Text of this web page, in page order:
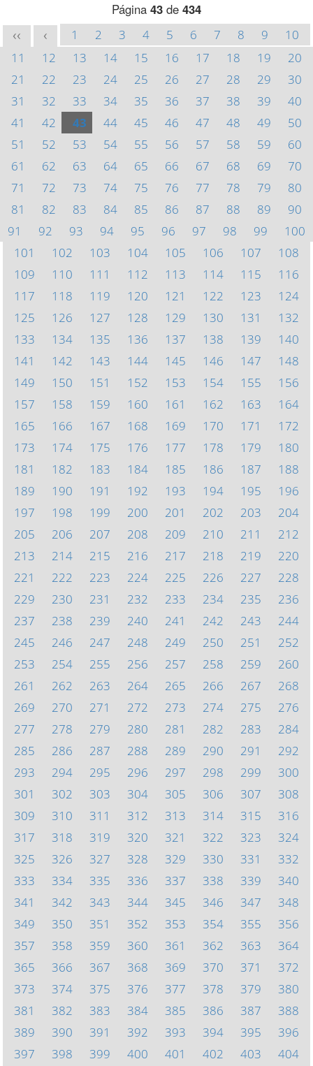
Página 43 de 434
<< < 1 2 3 4 5 6 7 8 9
10
11
12 13 14 15 16 17 18 19
20
21
22 23 24 25 26 27 28 29
30
31
32 33 34 35 36 37 38 39
40
41
42 43 44 45 46 47 48 49
50
51
52 53 54 55 56 57 58 59
60
61
62 63 64 65 66 67 68 69
70
71
72 73 74 75 76 77 78 79
80
81
82 83 84 85 86 87 88 89
90
91
92 93 94 95 96 97 98 99
100
101
102 103 104 105 106 107
108
109
110 111 112 113 114 115
116
117
118 119 120 121 122 123
124
125
126 127 128 129 130 131
132
133
134 135 136 137 138 139
140
141
142 143 144 145 146 147
148
149
150 151 152 153 154 155
156
157
158 159 160 161 162 163
164
165
166 167 168 169 170 171
172
173
174 175 176 177 178 179
180
181
182 183 184 185 186 187
188
189
190 191 192 193 194 195
196
197
198 199 200 201 202 203
204
205
206 207 208 209 210 211
212
213
214 215 216 217 218 219
220
221
222 223 224 225 226 227
228
229
230 231 232 233 234 235
236
237
238 239 240 241 242 243
244
245
246 247 248 249 250 251
252
253
254 255 256 257 258 259
260
261
262 263 264 265 266 267
268
269
270 271 272 273 274 275
276
277
278 279 280 281 282 283
284
285
286 287 288 289 290 291
292
293
294 295 296 297 298 299
300
301
302 303 304 305 306 307
308
309
310 311 312 313 314 315
316
317
318 319 320 321 322 323
324
325
326 327 328 329 330 331
332
333
334 335 336 337 338 339
340
341
342 343 344 345 346 347
348
349
350 351 352 353 354 355
356
357
358 359 360 361 362 363
364
365
366 367 368 369 370 371
372
373
374 375 376 377 378 379
380
381
382 383 384 385 386 387
388
389
390 391 392 393 394 395
396
397
398 399 400 401 402 403 404